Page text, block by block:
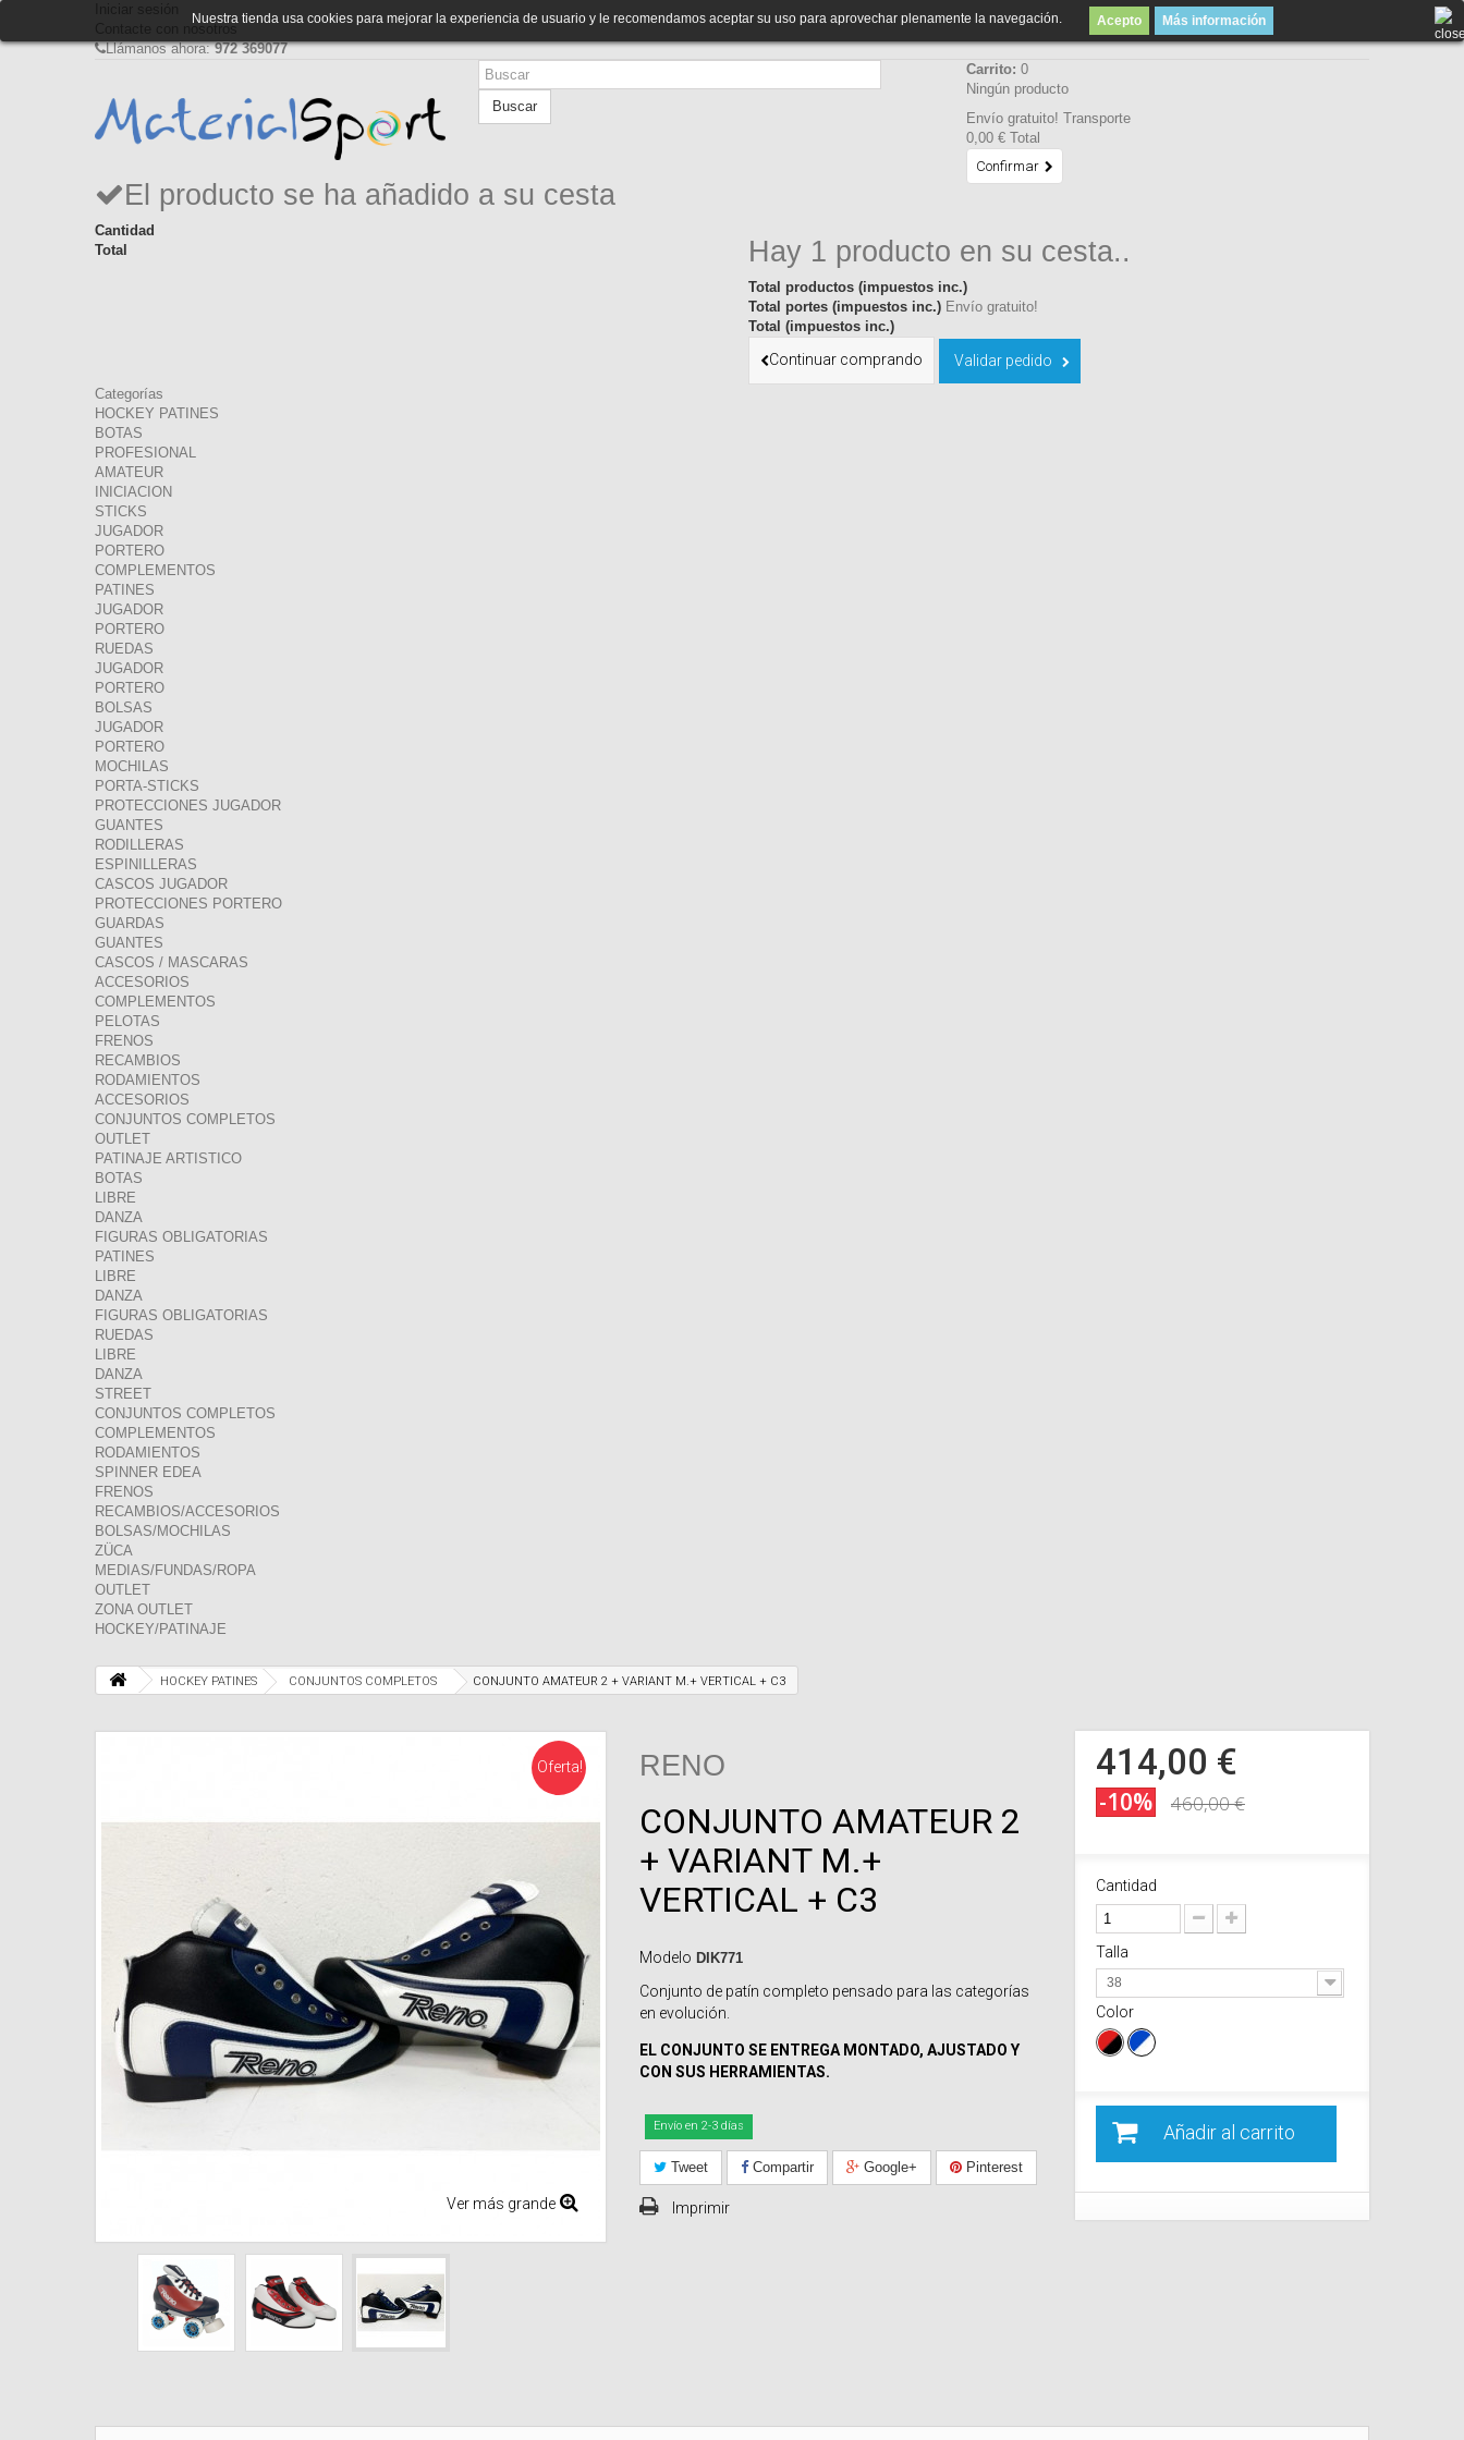
Llámanos ahora:972 369077
Buscar
Carrito: 0
Ningún producto
Envío gratuito!Transporte
0,00 € Total
Confirmar
El producto se ha añadido a su cesta
Cantidad
Total
Hay 1 producto en su cesta..
Total productos (impuestos inc.)
Total portes (impuestos inc.) Envío gratuito!
Total (impuestos inc.)
Continuar comprando Validar pedido
Categorías
HOCKEY PATINES
BOTAS
PROFESIONAL
AMATEUR
INICIACION
STICKS
JUGADOR
PORTERO
COMPLEMENTOS
PATINES
JUGADOR
PORTERO
RUEDAS
JUGADOR
PORTERO
BOLSAS
JUGADOR
PORTERO
MOCHILAS
PORTA-STICKS
PROTECCIONES JUGADOR
GUANTES
RODILLERAS
ESPINILLERAS
CASCOS JUGADOR
PROTECCIONES PORTERO
GUARDAS
GUANTES
CASCOS / MASCARAS
ACCESORIOS
COMPLEMENTOS
PELOTAS
FRENOS
RECAMBIOS
RODAMIENTOS
ACCESORIOS
CONJUNTOS COMPLETOS
OUTLET
PATINAJE ARTISTICO
BOTAS
LIBRE
DANZA
FIGURAS OBLIGATORIAS
PATINES
LIBRE
DANZA
FIGURAS OBLIGATORIAS
RUEDAS
LIBRE
DANZA
STREET
CONJUNTOS COMPLETOS
COMPLEMENTOS
RODAMIENTOS
SPINNER EDEA
FRENOS
RECAMBIOS/ACCESORIOS
BOLSAS/MOCHILAS
ZÜCA
MEDIAS/FUNDAS/ROPA
OUTLET
ZONA OUTLET
HOCKEY/PATINAJE
Nuestra tienda usa cookies para mejorar la experiencia de usuario y le recomendamos aceptar su uso para aprovechar plenamente la navegación. Acepto Más información
HOCKEY PATINES CONJUNTOS COMPLETOS CONJUNTO AMATEUR 2 + VARIANT M.+ VERTICAL + C3
Oferta!
Ver más grande
RENO
CONJUNTO AMATEUR 2
+ VARIANT M.+
VERTICAL + C3
Modelo DIK771
Conjunto de patín completo pensado para las categorías
en evolución.
EL CONJUNTO SE ENTREGA MONTADO, AJUSTADO Y
CON SUS HERRAMIENTAS.
Envío en 2-3 días
Tweet Compartir Google+ Pinterest
Imprimir
414,00 €
-10% 460,00 €
Cantidad
Talla
38
Color
Añadir al carrito